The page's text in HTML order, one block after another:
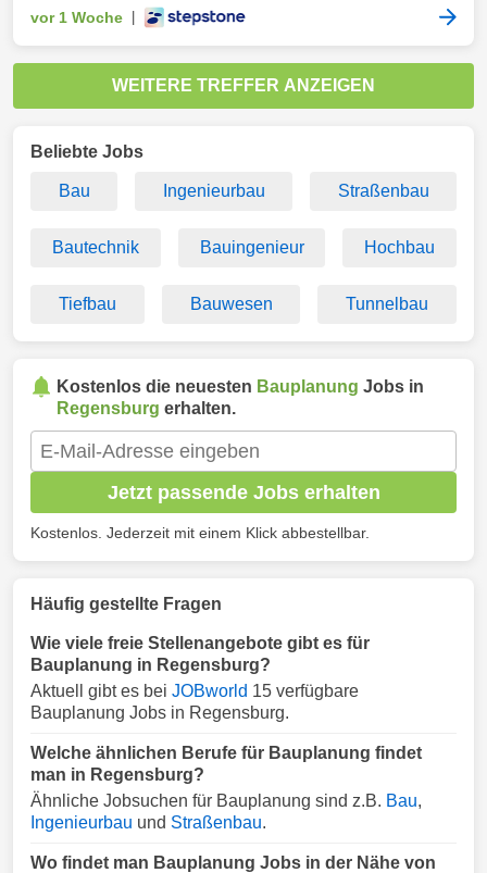
vor 1 Woche
WEITERE TREFFER ANZEIGEN
Beliebte Jobs
Bau Ingenieurbau Straßenbau
Bautechnik Bauingenieur Hochbau
Tiefbau Bauwesen Tunnelbau
Kostenlos die neuesten Bauplanung Jobs in
Regensburg erhalten.
Jetzt passende Jobs erhalten
Kostenlos. Jederzeit mit einem Klick abbestellbar.
Häufig gestellte Fragen
Wie viele freie Stellenangebote gibt es für
Bauplanung in Regensburg?
Aktuell gibt es bei JOBworld 15 verfügbare
Bauplanung Jobs in Regensburg.
Welche ähnlichen Berufe für Bauplanung findet
man in Regensburg?
Ähnliche Jobsuchen für Bauplanung sind z.B. Bau,
Ingenieurbau und Straßenbau.
Wo findet man Bauplanung Jobs in der Nähe von